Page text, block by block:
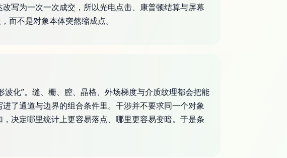
写为一次一次成交，所以光电点击、康普顿结算与屏幕
而不是对象本体突然缩成点。
化”。缝、栅、腔、晶格、外场梯度与介质纹理都会把能
了通道与边界的组合条件里。干涉并不要求同一个对象
决定哪里统计上更容易落点、哪里更容易变暗。于是条